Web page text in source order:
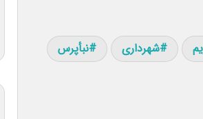
شهرداری
نبأپرس